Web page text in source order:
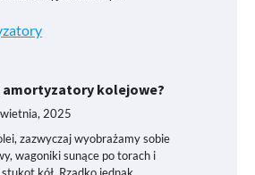
amortyzatory kolejowe?
2025
zazwyczaj wyobrażamy sobie
wagoniki sunące po torach i